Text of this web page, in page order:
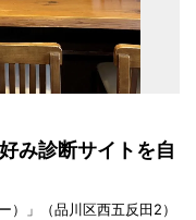
み診断サイトを自
）」（品川区西五反田2）